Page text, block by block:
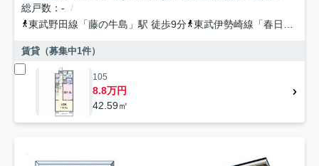
総戸数
-
東武野田線 「藤の牛島 」駅 徒歩9分 東武伊勢崎線 「春日部
賃貸（募集中1件）
105
8.8万円
42.59㎡